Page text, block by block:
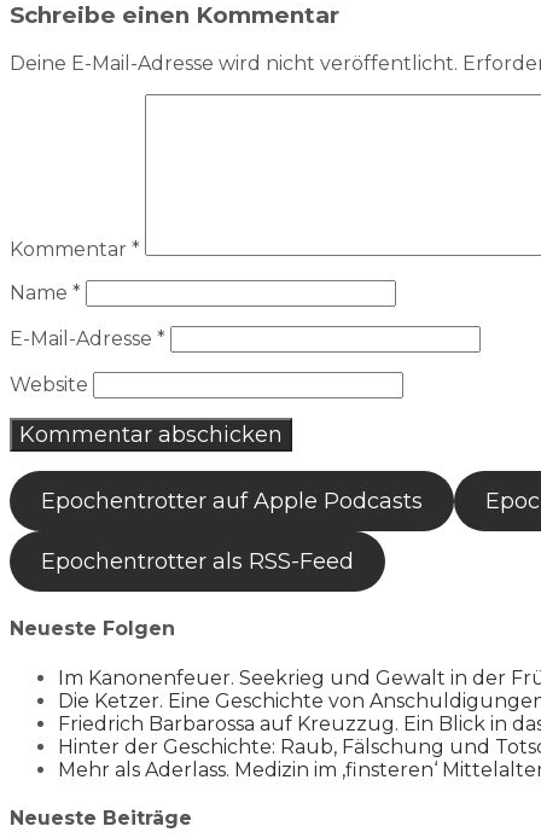
Schreibe einen Kommentar
Deine E-Mail-Adresse wird nicht veröffentlicht.
Kommentar *
Name *
E-Mail-Adresse *
Website
Epochentrotter auf Apple Podcasts
Epochentrotter als RSS-Feed
Neueste Folgen
Im Kanonenfeuer. Seekrieg und Gewalt in der
Die Ketzer. Eine Geschichte von
Friedrich Barbarossa auf Kreuzzug. Ein Blick in
Hinter der Geschichte: Raub, Fälschung und
Mehr als Aderlass. Medizin im ‚finsteren‘
Neueste Beiträge